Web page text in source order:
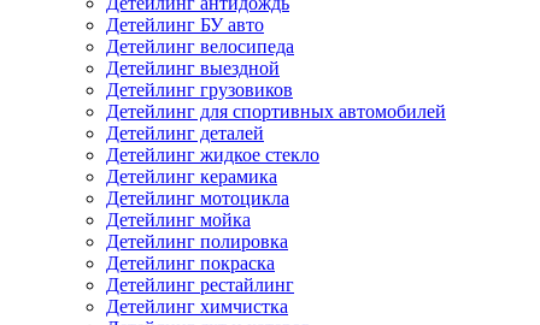
Детейлинг БУ авто
Детейлинг велосипеда
Детейлинг выездной
Детейлинг грузовиков
Детейлинг для спортивных автомобилей
Детейлинг деталей
Детейлинг жидкое стекло
Детейлинг керамика
Детейлинг мотоцикла
Детейлинг мойка
Детейлинг полировка
Детейлинг покраска
Детейлинг рестайлинг
Детейлинг химчистка